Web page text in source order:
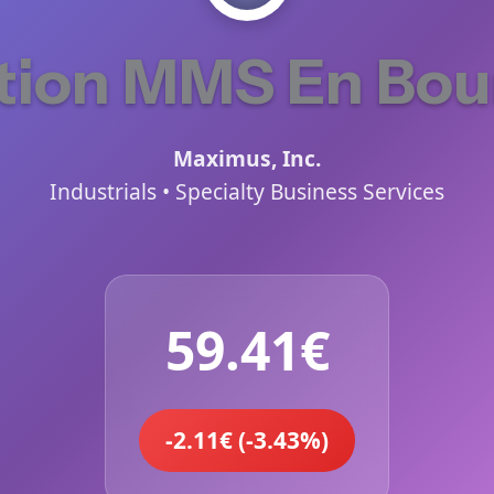
MMS En
Maximus, Inc.
Industrials • Specialty Business Services
59.41€
-2.11€ (-3.43%)